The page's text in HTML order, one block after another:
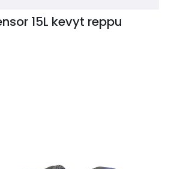
15L kevyt reppu